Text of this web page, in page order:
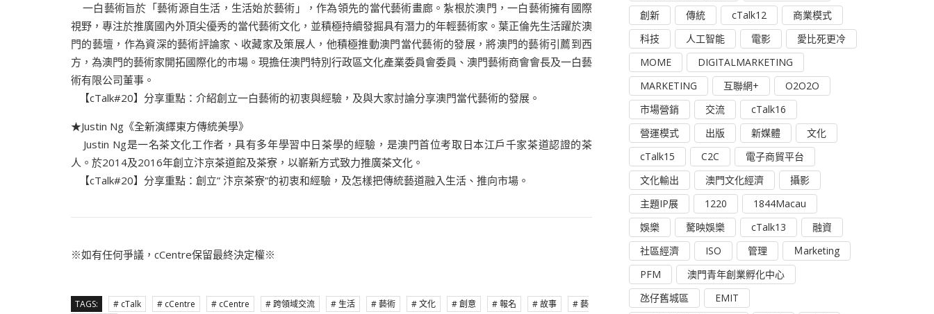
一白藝術旨於「藝術源自生活，生活始於藝術」，作為領先的當代藝術畫廊。紮根於澳門，一白藝術擁有國際
視野，專注於推廣國內外頂尖優秀的當代藝術文化，並積極持續發掘具有潛力的年輕藝術家。葉正倫先生活躍於澳
門的藝壇，作為資深的藝術評論家、收藏家及策展人，他積極推動澳門當代藝術的發展，將澳門的藝術引薦到西
方，為澳門的藝術家開拓國際化的市場。現擔任澳門特別行政區文化產業委員會委員、澳門藝術商會會長及一白藝
術有限公司董事。
【cTalk#20】分享重點：介紹創立一白藝術的初衷與經驗，及與大家討論分享澳門當代藝術的發展。
★Justin Ng《全新演繹東方傳統美學》
Justin Ng是一名茶文化工作者，具有多年學習中日茶學的經驗，是澳門首位考取日本江戶千家茶道認證的茶
人。於2014及2016年創立汴京茶道館及茶寮，以嶄新方式致力推廣茶文化。
【cTalk#20】分享重點：創立” 汴京茶寮”的初衷和經驗，及怎樣把傳統藝道融入生活、推向市場。
※如有任何爭議，cCentre保留最終決定權※
TAGS: # cTalk # cCentre # cCentre # 跨領域交流 # 生活 # 藝術 # 文化 # 創意 # 報名 # 故事
# 藝
創新
傳統 cTalk12
商業模式
科技
人工智能 電影
愛比死更冷
MOME
DIGITALMARKETING
MARKETING
互聯網+
O2O2O
市場營銷
交流
cTalk16
營運模式
出版 新媒體
文化
cTalk15
C2C
電子商貿平台
文化輸出
澳門文化經濟
攝影
主題IP展
1220
1844Macau
娛樂
驁映娛樂 cTalk13
融資
社區經濟
ISO 管理
Ｍarketing
PFM
澳門青年創業孵化中心
氹仔舊城區
EMIT